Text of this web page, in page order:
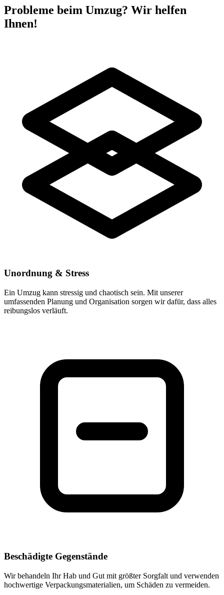
Probleme beim Umzug? Wir helfen
Ihnen!
Unordnung & Stress
Ein Umzug kann stressig und chaotisch sein. Mit unserer
umfassenden Planung und Organisation sorgen wir dafür, dass alles
reibungslos verläuft.
Beschädigte Gegenstände
Wir behandeln Ihr Hab und Gut mit größter Sorgfalt und verwenden
hochwertige Verpackungsmaterialien, um Schäden zu vermeiden.